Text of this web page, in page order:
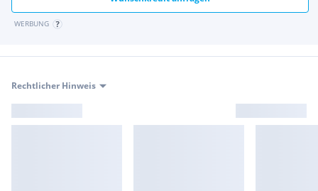
WERBUNG
Rechtlicher Hinweis